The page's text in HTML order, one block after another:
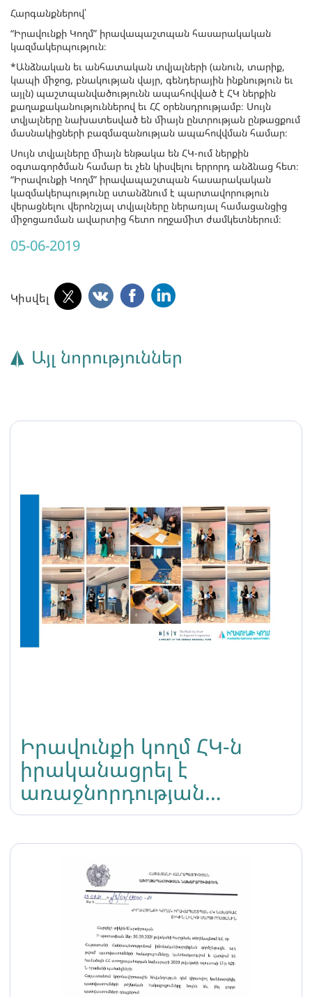
Հարգանքներով՝
“Իրավունքի Կողմ” իրավապաշտպան հասարակական
կազմակերպություն։
*Անձնական եւ անհատական տվյալների (անուն, տարիք,
կապի միջոց, բնակության վայր, գենդերային ինքնություն եւ
այլն) պաշտպանվածությունն ապահովված է ՀԿ ներքին
քաղաքականություններով եւ ՀՀ օրենսդրությամբ։ Սույն
տվյալները նախատեսված են միայն ընտրության ընթացքում
մասնակիցների բազմազանության ապահովվման համար։
Սույն տվյալները միայն ենթակա են ՀԿ-ում ներքին
օգտագործման համար եւ չեն կիսվելու երրորդ անձնաց հետ։
“Իրավունքի Կողմ” իրավապաշտպան հասարակական
կազմակերպությունը ստանձնում է պարտավորություն
վերացնելու վերոնշյալ տվյալները ներառյալ համացանցից
միջոցառման ավարտից հետո ողջամիտ ժամկետներում։
05-06-2019
Կիսվել
Այլ նորություններ
Իրավունքի կողմ ՀԿ-ն
իրականացրել է
առաջնորդության
ծրագիր ԼԳԲՏՔԻ+
երիտասարդների
մասնակցությամբ